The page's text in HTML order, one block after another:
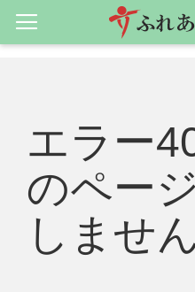
エラー
のペー
しませ